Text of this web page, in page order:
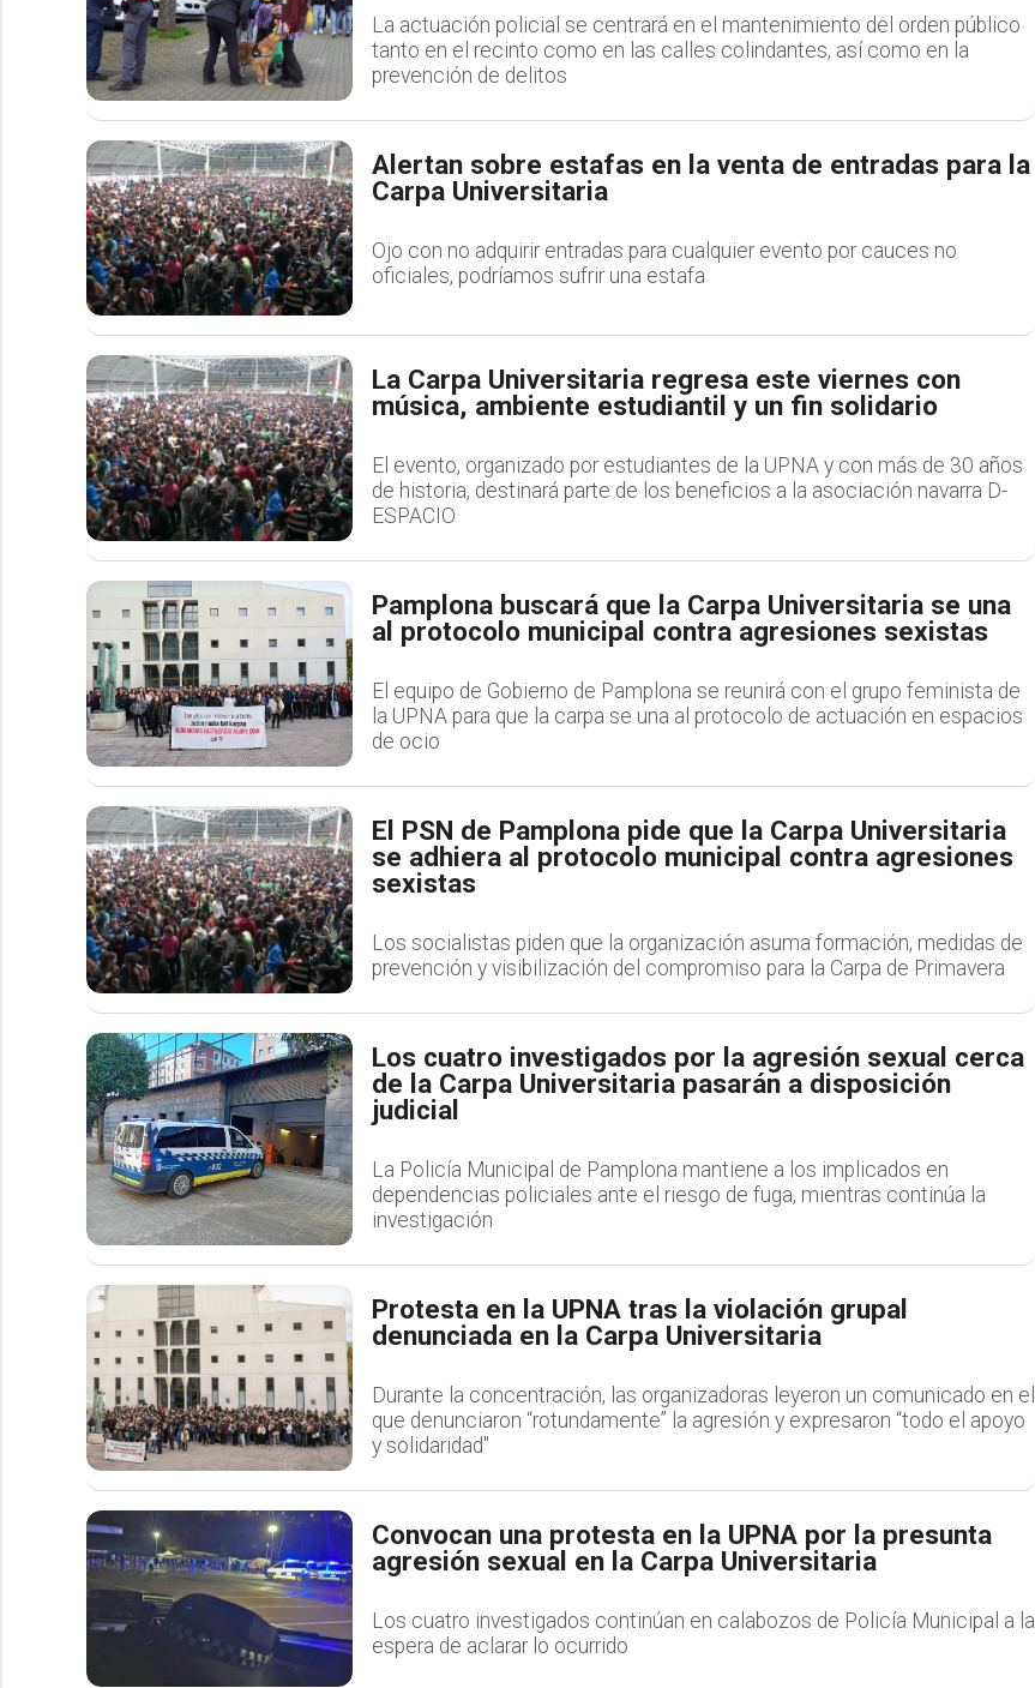
La actuación policial se centrará en el mantenimiento del orden público
tanto en el recinto como en las calles colindantes, así como en la
prevención de delitos
Alertan sobre estafas en la venta de entradas para la
Carpa Universitaria
Ojo con no adquirir entradas para cualquier evento por cauces no
oficiales, podríamos sufrir una estafa
La Carpa Universitaria regresa este viernes con
música, ambiente estudiantil y un fin solidario
El evento, organizado por estudiantes de la UPNA y con más de 30 años
de historia, destinará parte de los beneficios a la asociación navarra D-
ESPACIO
Pamplona buscará que la Carpa Universitaria se una
al protocolo municipal contra agresiones sexistas
El equipo de Gobierno de Pamplona se reunirá con el grupo feminista de
la UPNA para que la carpa se una al protocolo de actuación en espacios
de ocio
El PSN de Pamplona pide que la Carpa Universitaria
se adhiera al protocolo municipal contra agresiones
sexistas
Los socialistas piden que la organización asuma formación, medidas de
prevención y visibilización del compromiso para la Carpa de Primavera
Los cuatro investigados por la agresión sexual cerca
de la Carpa Universitaria pasarán a disposición
judicial
La Policía Municipal de Pamplona mantiene a los implicados en
dependencias policiales ante el riesgo de fuga, mientras continúa la
investigación
Protesta en la UPNA tras la violación grupal
denunciada en la Carpa Universitaria
Durante la concentración, las organizadoras leyeron un comunicado en el
que denunciaron “rotundamente” la agresión y expresaron “todo el apoyo
y solidaridad"
Convocan una protesta en la UPNA por la presunta
agresión sexual en la Carpa Universitaria
Los cuatro investigados continúan en calabozos de Policía Municipal a la
espera de aclarar lo ocurrido